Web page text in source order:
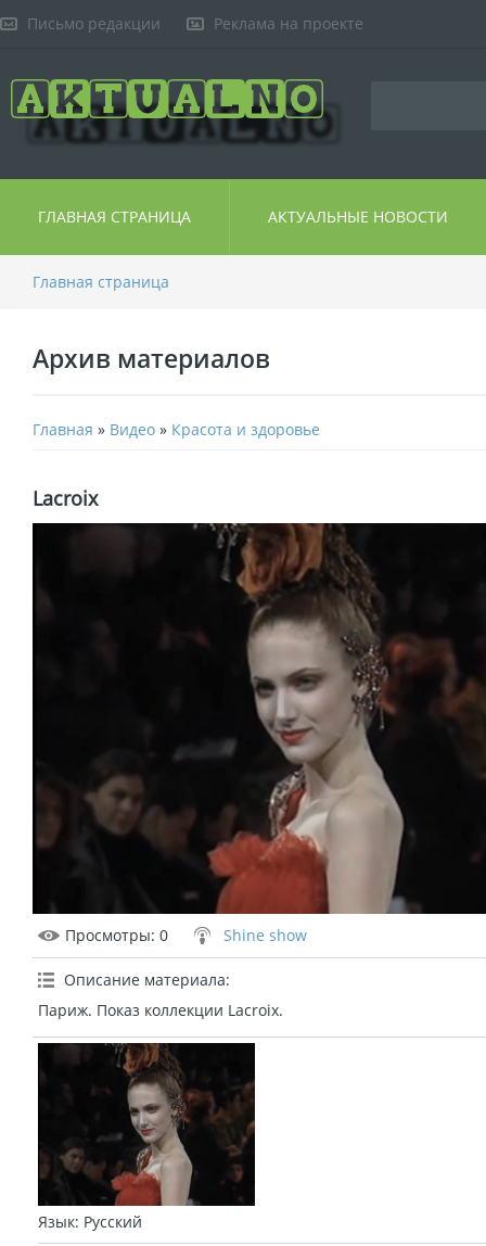
Письмо редакции Реклама на проекте
ГЛАВНАЯ СТРАНИЦА АКТУАЛЬНЫЕ НОВОСТИ
Главная страница
Архив материалов
Главная » Видео » Красота и здоровье
Lacroix
Просмотры: 0 Shine show
Описание материала:
Париж. Показ коллекции Lacroix.
Язык: Русский